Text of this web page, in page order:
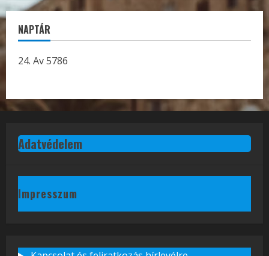
NAPTÁR
24. Av 5786
Adatvédelem
Impresszum